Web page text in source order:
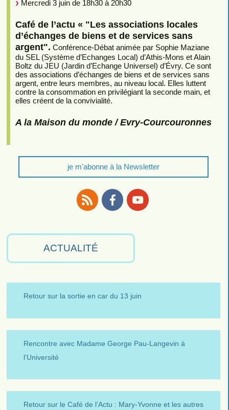
Mercredi 3 juin de 18h30 à 20h30
Café de l’actu « "Les associations locales
d’échanges de biens et de services sans
argent". Conférence-Débat animée par Sophie Maziane
du SEL (Système d’Echanges Local) d’Athis-Mons et Alain
Boltz du JEU (Jardin d’Echange Universel) d’Évry. Ce sont
des associations d’échanges de biens et de services sans
argent, entre leurs membres, au niveau local. Elles luttent
contre la consommation en privilégiant la seconde main, et
elles créent de la convivialité.
A la Maison du monde / Evry-Courcouronnes
je m'abonne à la Newsletter
ACTUALITÉ
Retour sur la sortie en car du 13 juin
Rencontre avec Madame George Pau-Langevin à
l’Université
Retour sur le Café de l’Actu : Mary-Yvonne et les autres